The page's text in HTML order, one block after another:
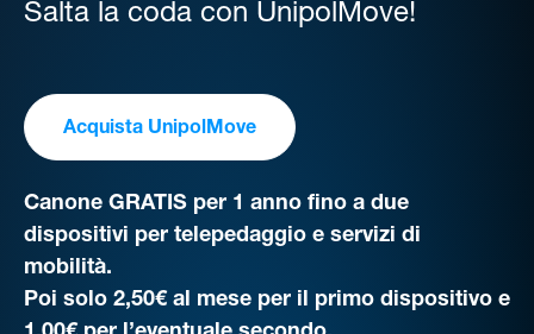
Salta la coda con UnipolMove!
Acquista UnipolMove
Canone GRATIS per 1 anno fino a due
dispositivi per telepedaggio e servizi di
mobilità.
Poi solo 2,50€ al mese per il primo dispositivo e